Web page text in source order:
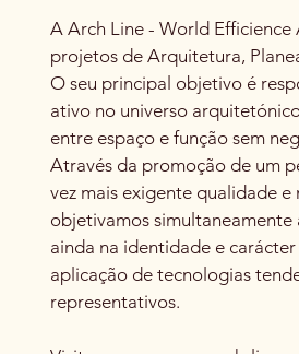
A Arch Line - World Efficience
projetos de Arquitetura,
O seu principal objetivo é
ativo no universo
entre espaço e função sem
Através da promoção de um
vez mais exigente qualidade
objetivamos
ainda na identidade e
aplicação de tecnologias
representativos.